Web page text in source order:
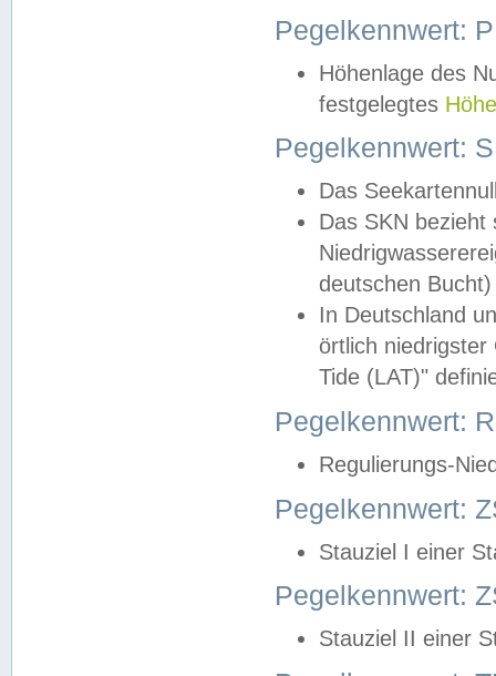
Pegelkennwert:
Höhenlage des
festgelegtes
Pegelkennwert:
Das
Das SKN
deutschen
In Deutschland
örtlich
Tide (LAT)"
Pegelkennwert:
Regulierungs-
Pegelkennwert:
Stauziel I einer
Pegelkennwert:
Stauziel II einer